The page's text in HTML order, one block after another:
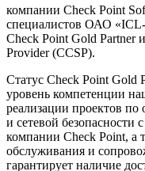
компании Check Point
специалистов ОАО «
Check Point Gold Partner
Provider (CCSP).
Статус Check Point Gold
уровень компетенции
реализации проектов
и сетевой безопасности
компании Check Point, а
обслуживания и
гарантирует наличие